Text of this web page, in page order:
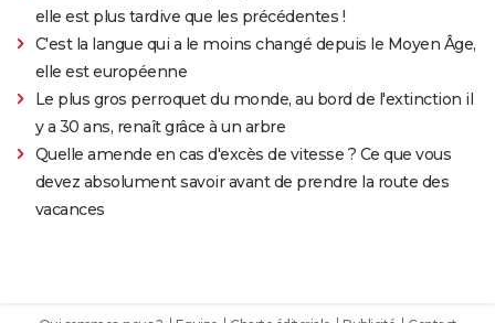
elle est plus tardive que les précédentes !
C'est la langue qui a le moins changé depuis le Moyen Âge,
elle est européenne
Le plus gros perroquet du monde, au bord de l'extinction il
y a 30 ans, renaît grâce à un arbre
Quelle amende en cas d'excès de vitesse ? Ce que vous
devez absolument savoir avant de prendre la route des
vacances